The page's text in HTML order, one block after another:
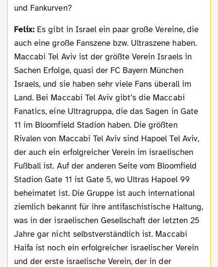
und Fankurven?
Felix: Es gibt in Israel ein paar große Vereine, die
auch eine große Fanszene bzw. Ultraszene haben.
Maccabi Tel Aviv ist der größte Verein Israels in
Sachen Erfolge, quasi der FC Bayern München
Israels, und sie haben sehr viele Fans überall im
Land. Bei Maccabi Tel Aviv gibt’s die Maccabi
Fanatics, eine Ultragruppa, die das Sagen in Gate
11 im Bloomfield Stadion haben. Die größten
Rivalen von Maccabi Tel Aviv sind Hapoel Tel Aviv,
der auch ein erfolgreicher Verein im israelischen
Fußball ist. Auf der anderen Seite vom Bloomfield
Stadion Gate 11 ist Gate 5, wo Ultras Hapoel 99
beheimatet ist. Die Gruppe ist auch international
ziemlich bekannt für ihre antifaschistische Haltung,
was in der israelischen Gesellschaft der letzten 25
Jahre gar nicht selbstverständlich ist. Maccabi
Haifa ist noch ein erfolgreicher israelischer Verein
und der erste israelische Verein, der in der